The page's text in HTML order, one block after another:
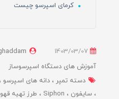
کرمای اسپرسو چیست
آموزش های دستگاه اسپرسوساز
دسته تمپر
دانه های اسپرسو
سایفون
Siphon طرز تهیه